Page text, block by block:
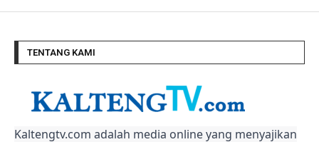
TENTANG KAMI
Kaltengtv.com adalah media online yang menyajikan